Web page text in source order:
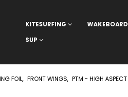
KITESURFING WAKEBOARD
SUP
FOIL, FRONT WINGS, PTM - HIGH ASPECT